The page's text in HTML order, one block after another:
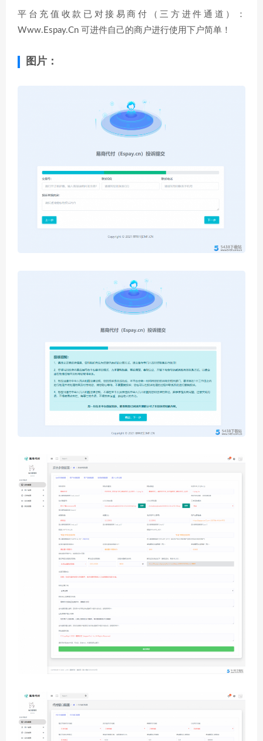
平台充值收款已对接易商付（三方进件通道）：
Www.Espay.Cn 可进件自己的商户进行使用下户简单！
图片：